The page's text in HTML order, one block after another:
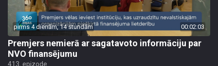
pirms 4 dienām, 14 stundām 00:02:03
Premjers nemierā ar sagatavoto informāciju par
NVO finansējumu
413. epizode